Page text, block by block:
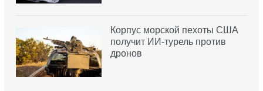
Корпус морской пехоты США
получит ИИ-турель против
дронов